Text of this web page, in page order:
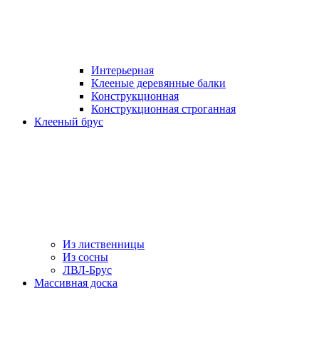
Интерьерная
Клееные деревянные балки
Конструкционная
Конструкционная строганная
Клееный брус
Из лиственницы
Из сосны
ЛВЛ-Брус
Массивная доска